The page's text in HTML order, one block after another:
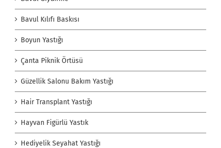
Bavul Kılıfı Baskısı
Boyun Yastığı
Çanta Piknik Örtüsü
Güzellik Salonu Bakım Yastığı
Hair Transplant Yastığı
Hayvan Figürlü Yastık
Hediyelik Seyahat Yastığı